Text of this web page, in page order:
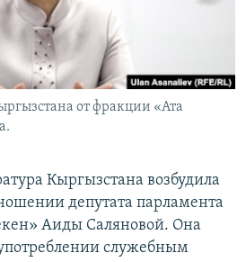
от фракции «Ата
Кыргызстана возбудила
депутата парламента
Аиды Саляновой. Она
служебным